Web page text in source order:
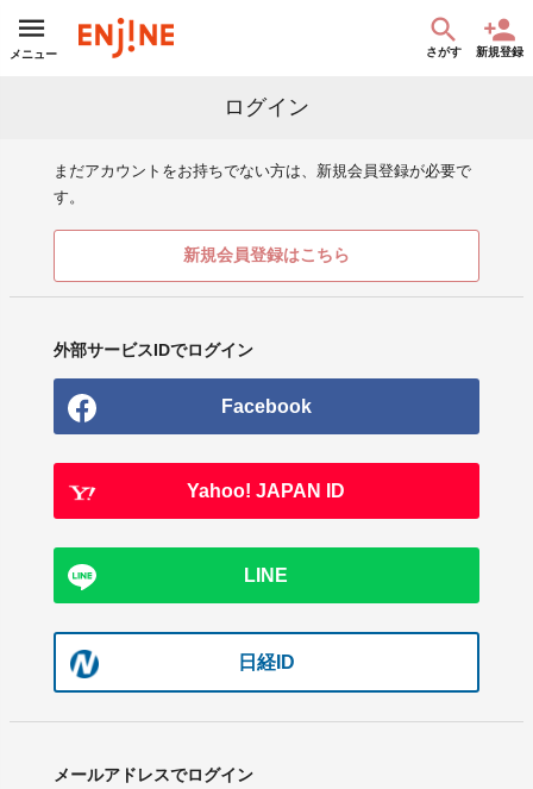
メニュー さがす 新規登録
ログイン
まだアカウントをお持ちでない方は、新規会員登録が必要で
す。
新規会員登録はこちら
外部サービスIDでログイン
Facebook
Yahoo! JAPAN ID
LINE
日経ID
メールアドレスでログイン